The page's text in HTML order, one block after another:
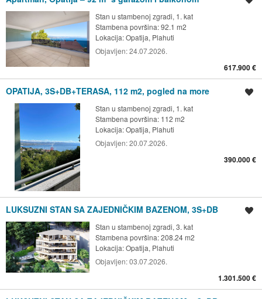
Stan u stambenoj zgradi, 1. kat
Stambena površina: 92.1 m2
Lokacija:Opatija, Plahuti
Objavljen:24.07.2026.
617.900 €
OPATIJA, 3S+DB+TERASA, 112 m2, pogled na more
Stan u stambenoj zgradi, 1. kat
Stambena površina: 112 m2
Lokacija:Opatija, Plahuti
Objavljen:20.07.2026.
390.000 €
LUKSUZNI STAN SA ZAJEDNIČKIM BAZENOM, 3S+DB
Stan u stambenoj zgradi, 3. kat
Stambena površina: 208.24 m2
Lokacija:Opatija, Plahuti
Objavljen:03.07.2026.
1.301.500 €